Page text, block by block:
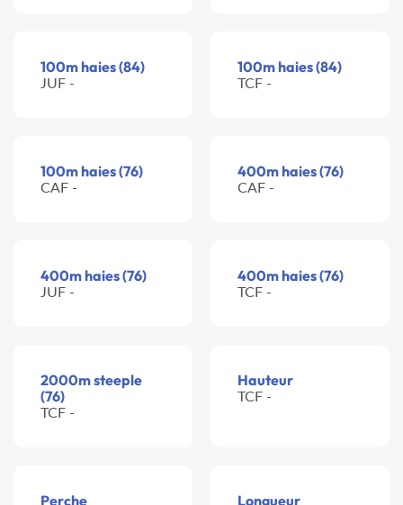
100m haies (84)
JUF -
100m haies (84)
TCF -
100m haies (76)
CAF -
400m haies (76)
CAF -
400m haies (76)
JUF -
400m haies (76)
TCF -
2000m steeple
(76)
TCF -
Hauteur
TCF -
Perche Longueur